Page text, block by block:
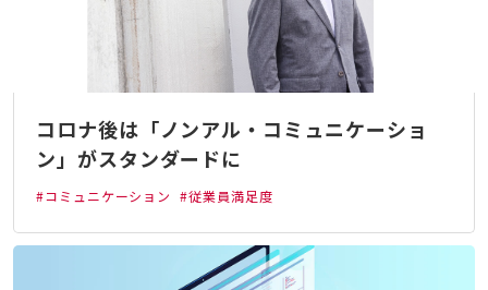
コロナ後は「ノンアル・コミュニケーショ
ン」がスタンダードに
#コミュニケーション #従業員満足度